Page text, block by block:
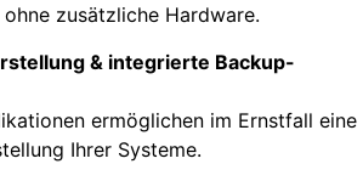
zusätzliche Hardware.
& integrierte Backup-
ermöglichen im Ernstfall eine
Ihrer Systeme.